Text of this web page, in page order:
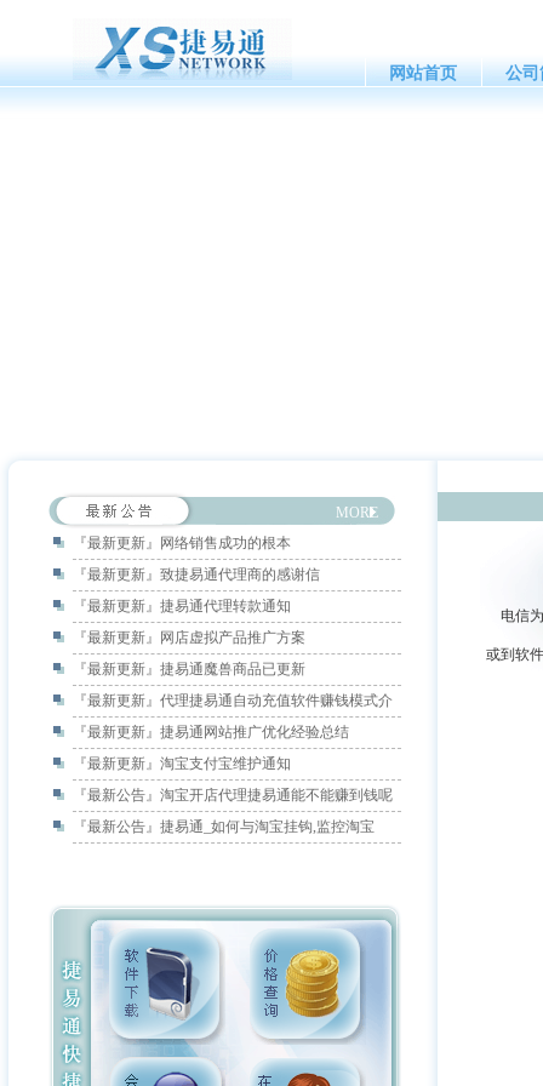
网站首页 公
MORE
『最新更新』
网络销售成功的根本
『最新更新』 致捷易通代理商的感谢信
『最新更新』 捷易通代理转款通知
『最新更新』
网店虚拟产品推广方案
『最新更新』 捷易通魔兽商品已更新
『最新更新』 代理捷易通自动充值软件赚钱模式介
『最新更新』 捷易通网站推广优化经验总结
『最新更新』 淘宝支付宝维护通知
『最新公告』 淘宝开店代理捷易通能不能赚到钱呢
『最新公告』 捷易通_如何与淘宝挂钩,监控淘宝
电信为
或到软